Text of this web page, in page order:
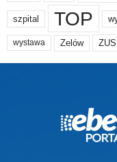
szpital TOP
wystawa Zelów ZUS